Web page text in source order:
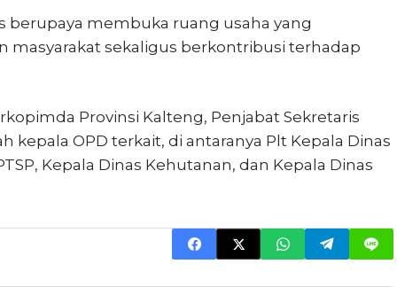
membuka ruang usaha yang
sekaligus berkontribusi terhadap
Provinsi Kalteng, Penjabat Sekretaris
kepala OPD terkait, di antaranya Plt Kepala Dinas
Kepala Dinas Kehutanan, dan Kepala Dinas